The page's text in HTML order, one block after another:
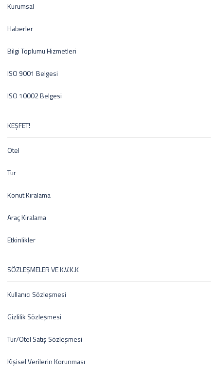
Kurumsal
Haberler
Bilgi Toplumu Hizmetleri
ISO 9001 Belgesi
ISO 10002 Belgesi
KEŞFET!
Otel
Tur
Konut Kiralama
Araç Kiralama
Etkinlikler
SÖZLEŞMELER VE K.V.K.K
Kullanıcı Sözleşmesi
Gizlilik Sözleşmesi
Tur/Otel Satış Sözleşmesi
Kişisel Verilerin Korunması